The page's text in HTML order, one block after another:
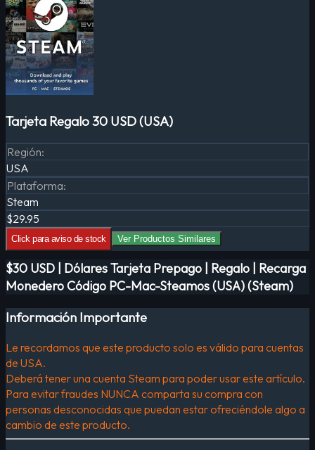
Tarjeta Regalo 30 USD (USA)
Región:
USA
Plataforma:
Steam
$29.95
Click para aviso de stock Ver Productos Similares
$30 USD | Dólares Tarjeta Prepago | Regalo | Recarga
Monedero Código PC-Mac-Steamos (USA) (Steam)
Información Importante
Le recordamos que este producto solo es válido para cuentas
de USA.
Deberá tener una cuenta Steam para poder usar este artículo.
Para evitar fraudes NUNCA comparta su compra con
personas desconocidas que puedan estar ofreciéndole algo a
cambio de este producto.